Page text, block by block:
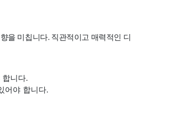
을 미칩니다. 직관적이고 매력적인 디
니다.
어야 합니다.